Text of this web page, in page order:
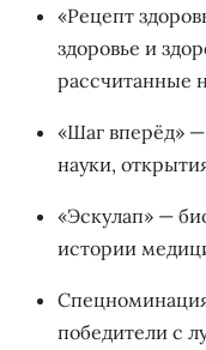
«Рецепт
здоровье и
рассчитанные
«Шаг вперёд»
науки,
«Эскулап» —
истории
победители с